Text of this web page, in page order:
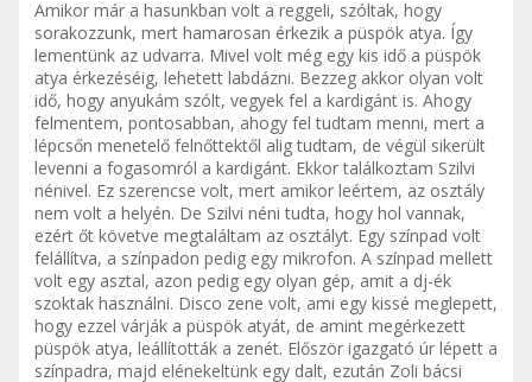
Amikor már a hasunkban volt a reggeli, szóltak, hogy
sorakozzunk, mert hamarosan érkezik a püspök atya. Így
lementünk az udvarra. Mivel volt még egy kis idő a püspök
atya érkezéséig, lehetett labdázni. Bezzeg akkor olyan volt
idő, hogy anyukám szólt, vegyek fel a kardigánt is. Ahogy
felmentem, pontosabban, ahogy fel tudtam menni, mert a
lépcsőn menetelő felnőttektől alig tudtam, de végül sikerült
levenni a fogasomról a kardigánt. Ekkor találkoztam Szilvi
nénivel. Ez szerencse volt, mert amikor leértem, az osztály
nem volt a helyén. De Szilvi néni tudta, hogy hol vannak,
ezért őt követve megtaláltam az osztályt. Egy színpad volt
felállítva, a színpadon pedig egy mikrofon. A színpad mellett
volt egy asztal, azon pedig egy olyan gép, amit a dj-ék
szoktak használni. Disco zene volt, ami egy kissé meglepett,
hogy ezzel várják a püspök atyát, de amint megérkezett
püspök atya, leállították a zenét. Először igazgató úr lépett a
színpadra, majd elénekeltünk egy dalt, ezután Zoli bácsi